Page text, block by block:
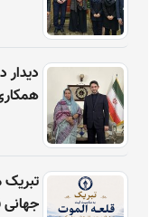
دیدار
جهانی